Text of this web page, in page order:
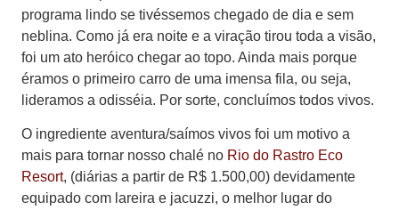
programa lindo se tivéssemos chegado de dia e sem
neblina. Como já era noite e a viração tirou toda a visão,
foi um ato heróico chegar ao topo. Ainda mais porque
éramos o primeiro carro de uma imensa fila, ou seja,
lideramos a odisséia. Por sorte, concluímos todos vivos.
O ingrediente aventura/saímos vivos foi um motivo a
mais para tornar nosso chalé no Rio do Rastro Eco
Resort, (diárias a partir de R$ 1.500,00) devidamente
equipado com lareira e jacuzzi, o melhor lugar do